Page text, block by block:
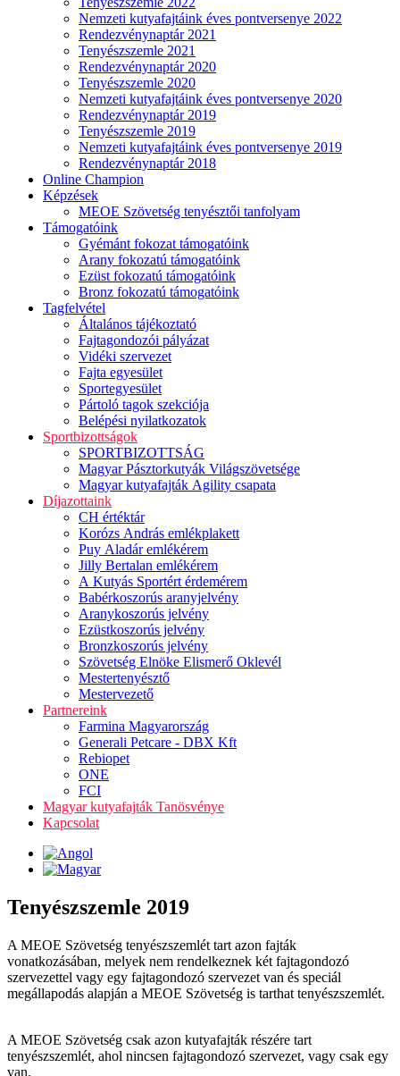
Nemzeti kutyafajtáink éves pontversenye 2022
Rendezvénynaptár 2021
Tenyészszemle 2021
Rendezvénynaptár 2020
Tenyészszemle 2020
Nemzeti kutyafajtáink éves pontversenye 2020
Rendezvénynaptár 2019
Tenyészszemle 2019
Nemzeti kutyafajtáink éves pontversenye 2019
Rendezvénynaptár 2018
Online Champion
Képzések
MEOE Szövetség tenyésztői tanfolyam
Támogatóink
Gyémánt fokozat támogatóink
Arany fokozatú támogatóink
Ezüst fokozatú támogatóink
Bronz fokozatú támogatóink
Tagfelvétel
Általános tájékoztató
Fajtagondozói pályázat
Vidéki szervezet
Fajta egyesület
Sportegyesület
Pártoló tagok szekciója
Belépési nyilatkozatok
Sportbizottságok
SPORTBIZOTTSÁG
Magyar Pásztorkutyák Világszövetsége
Magyar kutyafajták Agility csapata
Díjazottaink
CH értéktár
Korózs András emlékplakett
Puy Aladár emlékérem
Jilly Bertalan emlékérem
A Kutyás Sportért érdemérem
Babérkoszorús aranyjelvény
Aranykoszorús jelvény
Ezüstkoszorús jelvény
Bronzkoszorús jelvény
Szövetség Elnöke Elismerő Oklevél
Mestertenyésztő
Mestervezető
Partnereink
Farmina Magyarország
Generali Petcare - DBX Kft
Rebiopet
ONE
FCI
Magyar kutyafajták Tanösvénye
Kapcsolat
Tenyészszemle 2019
A MEOE Szövetség tenyészszemlét tart azon fajták
vonatkozásában, melyek nem rendelkeznek két fajtagondozó
szervezettel vagy egy fajtagondozó szervezet van és speciál
megállapodás alapján a MEOE Szövetség is tarthat tenyészszemlét.
A MEOE Szövetség csak azon kutyafajták részére tart
tenyészszemlét, ahol nincsen fajtagondozó szervezet, vagy csak egy
van.